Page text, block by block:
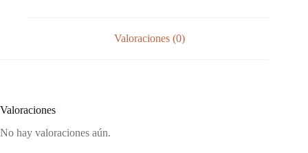
Valoraciones (0)
Valoraciones
No hay valoraciones aún.